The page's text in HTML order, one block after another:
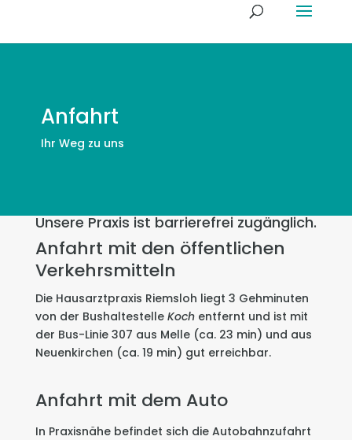
Anfahrt
Ihr Weg zu uns
Unsere Praxis ist barrierefrei zugänglich.
Anfahrt mit den öffentlichen
Verkehrsmitteln
Die Hausarztpraxis Riemsloh liegt 3 Gehminuten
von der Bushaltestelle Kochentfernt und ist mit
der Bus-Linie 307 aus Melle (ca. 23 min) und aus
Neuenkirchen (ca. 19 min) gut erreichbar.
Anfahrt mit dem Auto
In Praxisnähe befindet sich die Autobahnzufahrt